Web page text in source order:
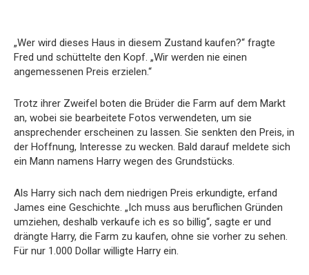
„Wer wird dieses Haus in diesem Zustand kaufen?“ fragte
Fred und schüttelte den Kopf. „Wir werden nie einen
angemessenen Preis erzielen.“
Trotz ihrer Zweifel boten die Brüder die Farm auf dem Markt
an, wobei sie bearbeitete Fotos verwendeten, um sie
ansprechender erscheinen zu lassen. Sie senkten den Preis, in
der Hoffnung, Interesse zu wecken. Bald darauf meldete sich
ein Mann namens Harry wegen des Grundstücks.
Als Harry sich nach dem niedrigen Preis erkundigte, erfand
James eine Geschichte. „Ich muss aus beruflichen Gründen
umziehen, deshalb verkaufe ich es so billig“, sagte er und
drängte Harry, die Farm zu kaufen, ohne sie vorher zu sehen.
Für nur 1.000 Dollar willigte Harry ein.